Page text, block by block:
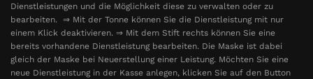
Dienstleistungen und die Möglichkeit diese zu verwalten oder zu
bearbeiten. ⇒ Mit der Tonne können Sie die Dienstleistung mit nur
einem Klick deaktivieren. ⇒ Mit dem Stift rechts können Sie eine
bereits vorhandene Dienstleistung bearbeiten. Die Maske ist dabei
gleich der Maske bei Neuerstellung einer Leistung. Möchten Sie eine
neue Dienstleistung in der Kasse anlegen, klicken Sie auf den Button